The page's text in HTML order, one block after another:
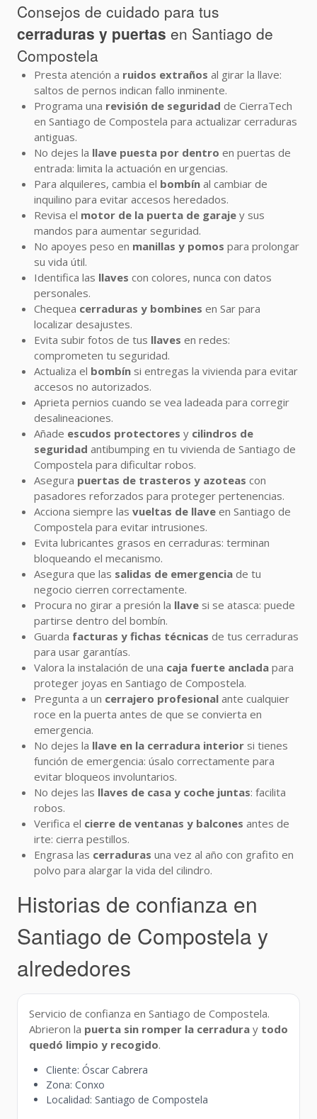
Consejos de cuidado para tus
cerraduras y puertas en Santiago de
Compostela
Presta atención a ruidos extraños al girar la llave:
saltos de pernos indican fallo inminente.
Programa una revisión de seguridad de CierraTech
en Santiago de Compostela para actualizar cerraduras
antiguas.
No dejes la llave puesta por dentro en puertas de
entrada: limita la actuación en urgencias.
Para alquileres, cambia el bombín al cambiar de
inquilino para evitar accesos heredados.
Revisa el motor de la puerta de garaje y sus
mandos para aumentar seguridad.
No apoyes peso en manillas y pomos para prolongar
su vida útil.
Identifica las llaves con colores, nunca con datos
personales.
Chequea cerraduras y bombines en Sar para
localizar desajustes.
Evita subir fotos de tus llaves en redes:
comprometen tu seguridad.
Actualiza el bombín si entregas la vivienda para evitar
accesos no autorizados.
Aprieta pernios cuando se vea ladeada para corregir
desalineaciones.
Añade escudos protectores y cilindros de
seguridad antibumping en tu vivienda de Santiago de
Compostela para dificultar robos.
Asegura puertas de trasteros y azoteas con
pasadores reforzados para proteger pertenencias.
Acciona siempre las vueltas de llave en Santiago de
Compostela para evitar intrusiones.
Evita lubricantes grasos en cerraduras: terminan
bloqueando el mecanismo.
Asegura que las salidas de emergencia de tu
negocio cierren correctamente.
Procura no girar a presión la llave si se atasca: puede
partirse dentro del bombín.
Guarda facturas y fichas técnicas de tus cerraduras
para usar garantías.
Valora la instalación de una caja fuerte anclada para
proteger joyas en Santiago de Compostela.
Pregunta a un cerrajero profesional ante cualquier
roce en la puerta antes de que se convierta en
emergencia.
No dejes la llave en la cerradura interior si tienes
función de emergencia: úsalo correctamente para
evitar bloqueos involuntarios.
No dejes las llaves de casa y coche juntas: facilita
robos.
Verifica el cierre de ventanas y balcones antes de
irte: cierra pestillos.
Engrasa las cerraduras una vez al año con grafito en
polvo para alargar la vida del cilindro.
Historias de confianza en
Santiago de Compostela y
alrededores
Servicio de confianza en Santiago de Compostela.
Abrieron la puerta sin romper la cerradura y todo
quedó limpio y recogido.
Cliente: Óscar Cabrera
Zona: Conxo
Localidad: Santiago de Compostela